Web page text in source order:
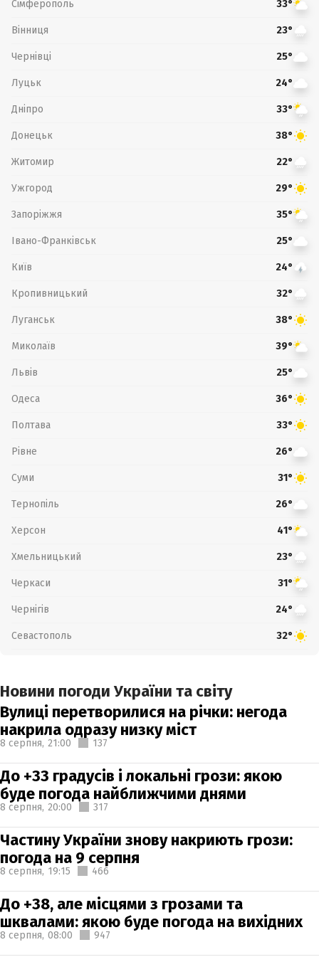
Сімферополь 33°
Вінниця 23°
Чернівці 25°
Луцьк 24°
Дніпро 33°
Донецьк 38°
Житомир 22°
Ужгород 29°
Запоріжжя 35°
Івано-Франківськ 25°
Київ 24°
Кропивницький 32°
Луганськ 38°
Миколаїв 39°
Львів 25°
Одеса 36°
Полтава 33°
Рівне 26°
Суми 31°
Тернопіль 26°
Херсон 41°
Хмельницький 23°
Черкаси 31°
Чернігів 24°
Севастополь 32°
Новини погоди України та світу
Вулиці перетворилися на річки: негода
накрила одразу низку міст
8 серпня, 21:00 137
До +33 градусів і локальні грози: якою
буде погода найближчими днями
8 серпня, 20:00 317
Частину України знову накриють грози:
погода на 9 серпня
8 серпня, 19:15 466
До +38, але місцями з грозами та
шквалами: якою буде погода на вихідних
8 серпня, 08:00 947